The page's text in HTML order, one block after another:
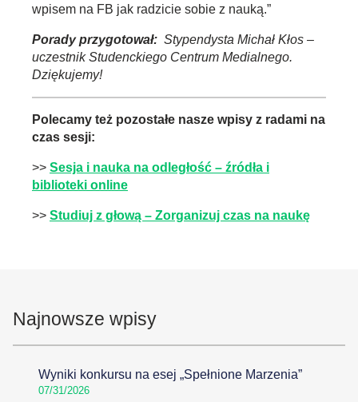
wpisem na FB jak radzicie sobie z nauką.”
Porady przygotował: Stypendysta Michał Kłos –
uczestnik Studenckiego Centrum Medialnego.
Dziękujemy!
Polecamy też pozostałe nasze wpisy z radami na
czas sesji:
>> Sesja i nauka na odległość – źródła i
biblioteki online
>> Studiuj z głową – Zorganizuj czas na naukę
Najnowsze wpisy
Wyniki konkursu na esej „Spełnione Marzenia”
07/31/2026